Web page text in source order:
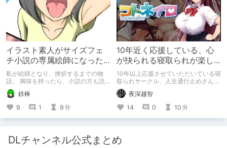
イラスト素人がサイズフェ
チ小説の専属絵師になった
お話
私が絵師となり、挫折するまでの物
語。 興味を持ったら、小説の方も読
んで欲しいなって感じ 私の絵を使っ
てくれてる小説書きさんのページＵＲ
Ｌ
https://www.pixiv.net/users/341489
73/novels?p=1
鉄棒
9
1 9 分
10年近く応援している、心
が抉られる寝取られが楽し
めるサークル
10年以上応援させていただいている寝
取られサークル、人生通行止めさんの
新作がとても良かったので、新作を中
心に、このサークルのゲームを紹介し
たくて、記事を書かせていただく。
キミノオモイからずっと好きな熱心な
ファンとしての記事にどうか、お付き
微修正）
夜深越智
14
0 10 分
DLチャンネル公式まとめ